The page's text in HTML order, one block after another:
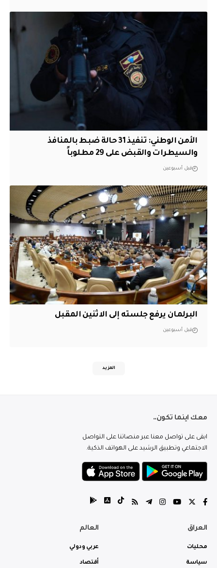
الأمن الوطني: تنفيذ 31 حالة ضبط بالمنافذ
والسيطرات والقبض على 29 مطلوباً
قبل أسبوعين
البرلمان يرفع جلسته إلى الاثنين المقبل
قبل أسبوعين
المزيد
معك اينما تكون..
ابقى على تواصل معنا عبر منصاتنا على التواصل
الاجتماعي وتطبيق الرشيد على الهواتف الذكية.
العراق
محليات
سياسة
العالم
عربي ودولي
أقتصاد